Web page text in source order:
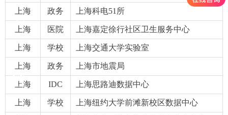
上海 政务 上海科电51所
上海 医院 上海嘉定徐行社区卫生服务中心
上海 学校 上海交通大学实验室
上海 政务 上海市地震局
上海 IDC 上海思路迪数据中心
上海 学校 上海纽约大学前滩新校区数据中心
回到顶部ꂅ
010-84920717
ꁗ
QQ客服
ꀥ
微信二维码